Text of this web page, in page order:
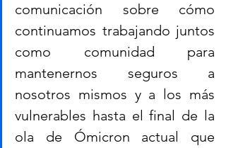
comunicación sobre cómo
continuamos trabajando juntos
como comunidad para
mantenernos seguros a
nosotros mismos y a los más
vulnerables hasta el final de la
ola de Ómicron actual que